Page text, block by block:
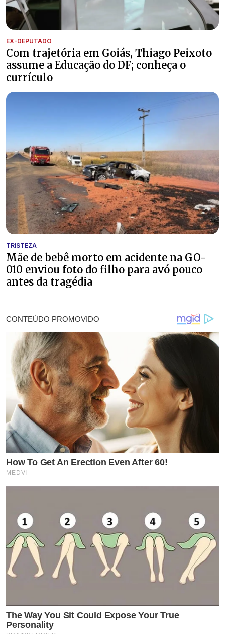
EX-DEPUTADO
Com trajetória em Goiás, Thiago Peixoto
assume a Educação do DF; conheça o
currículo
TRISTEZA
Mãe de bebê morto em acidente na GO-
010 enviou foto do filho para avó pouco
antes da tragédia